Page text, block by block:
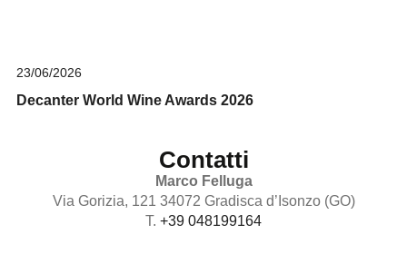
23/06/2026
Decanter World Wine Awards 2026
Contatti
Marco Felluga
Via Gorizia, 121 34072 Gradisca d’Isonzo (GO)
T. +39 048199164